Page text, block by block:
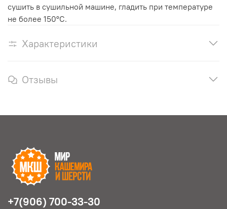
сушить в сушильной машине, гладить при температуре
не более 150°С.
Характеристики
Отзывы
+7(906) 700-33-30